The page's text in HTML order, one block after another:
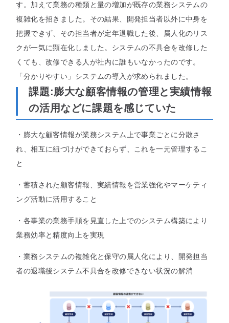
す。加えて業務の種類と量の増加が既存の業務システムの
複雑化を招きました。その結果、開発担当者以外に中身を
把握できず、その担当者が定年退職した後、属人化のリス
クが一気に顕在化しました。システムの不具合を改修した
くても、改修できる人が社内に誰もいなかったのです。
「分かりやすい」システムの導入が求められました。
課題:膨大な顧客情報の管理と実績情報
の活用などに課題を感じていた
・膨大な顧客情報が業務システム上で事業ごとに分散さ
れ、相互に紐づけができておらず、これを一元管理するこ
と
・蓄積された顧客情報、実績情報を営業強化やマーケティ
ング活動に活用すること
・各事業の業務手順を見直した上でのシステム構築により
業務効率と精度向上を実現
・業務システムの複雑化と保守の属人化により、開発担当
者の退職後システム不具合を改修できない状況の解消